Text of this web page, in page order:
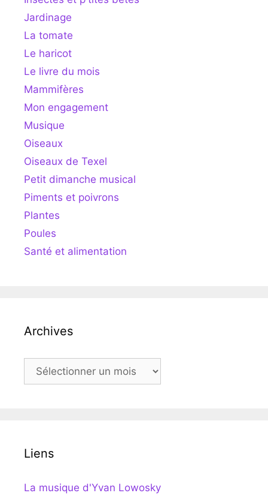
Jardinage
La tomate
Le haricot
Le livre du mois
Mammifères
Mon engagement
Musique
Oiseaux
Oiseaux de Texel
Petit dimanche musical
Piments et poivrons
Plantes
Poules
Santé et alimentation
Archives
Archives
Liens
La musique d'Yvan Lowosky